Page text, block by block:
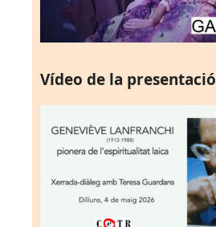
Vídeo de la presentació